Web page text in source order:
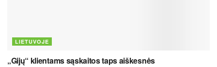
LIETUVOJE
„Gijų“ klientams sąskaitos taps aiškesnės